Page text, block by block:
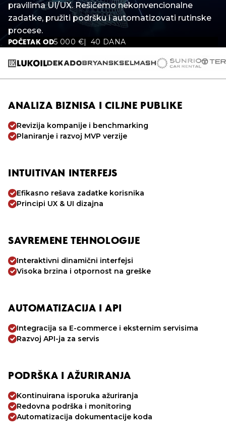
pravilima UI/UX. Rešićemo nekonvencionalne
zadatke, pružiti podršku i automatizovati rutinske
procese.
POČETAK OD5 000 € 40 DANA
ANALIZA BIZNISA I CILJNE PUBLIKE
Revizija kompanije i benchmarking
Planiranje i razvoj MVP verzije
INTUITIVAN INTERFEJS
Efikasno rešava zadatke korisnika
Principi UX & UI dizajna
SAVREMENE TEHNOLOGIJE
Interaktivni dinamični interfejsi
Visoka brzina i otpornost na greške
AUTOMATIZACIJA I API
Integracija sa E-commerce i eksternim servisima
Razvoj API-ja za servis
PODRŠKA I AŽURIRANJA
Kontinuirana isporuka ažuriranja
Redovna podrška i monitoring
Automatizacija dokumentacije koda